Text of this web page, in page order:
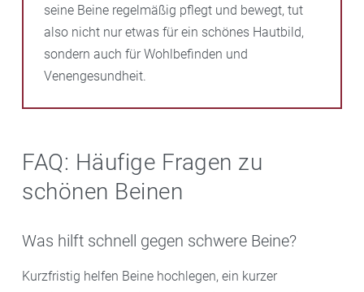
seine Beine regelmäßig pflegt und bewegt, tut
also nicht nur etwas für ein schönes Hautbild,
sondern auch für Wohlbefinden und
Venengesundheit.
FAQ: Häufige Fragen zu
schönen Beinen
Was hilft schnell gegen schwere Beine?
Kurzfristig helfen Beine hochlegen, ein kurzer